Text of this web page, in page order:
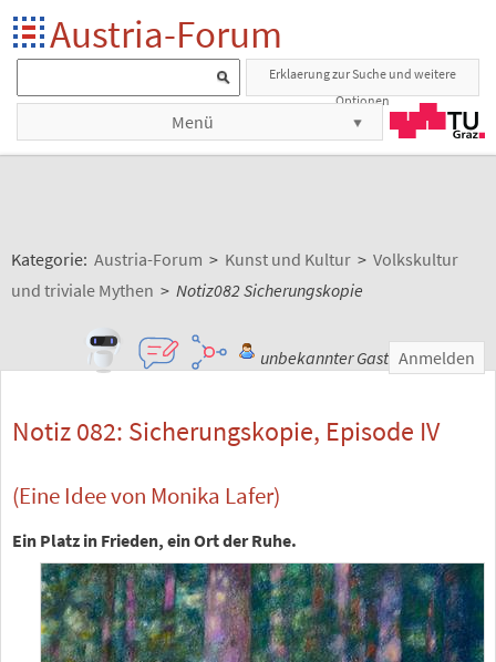
Austria-Forum
Erklaerung zur Suche und weitere
Optionen
Menü
Kategorie: Austria-Forum > Kunst und Kultur > Volkskultur
und triviale Mythen > Notiz082 Sicherungskopie
unbekannter Gast Anmelden
Notiz 082: Sicherungskopie, Episode IV
(Eine Idee von Monika Lafer)
Ein Platz in Frieden, ein Ort der Ruhe.